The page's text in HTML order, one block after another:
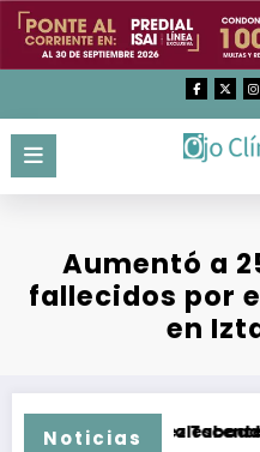
Saltar
contenido
Aumentó a
fallecidos por
en
Noticias
Sánchez Taboada, en
a adolescente en